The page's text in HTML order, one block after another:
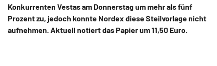
Konkurrenten Vestas am Donnerstag um mehr als fünf
Prozent zu, jedoch konnte Nordex diese Steilvorlage nicht
aufnehmen. Aktuell notiert das Papier um 11,50 Euro.